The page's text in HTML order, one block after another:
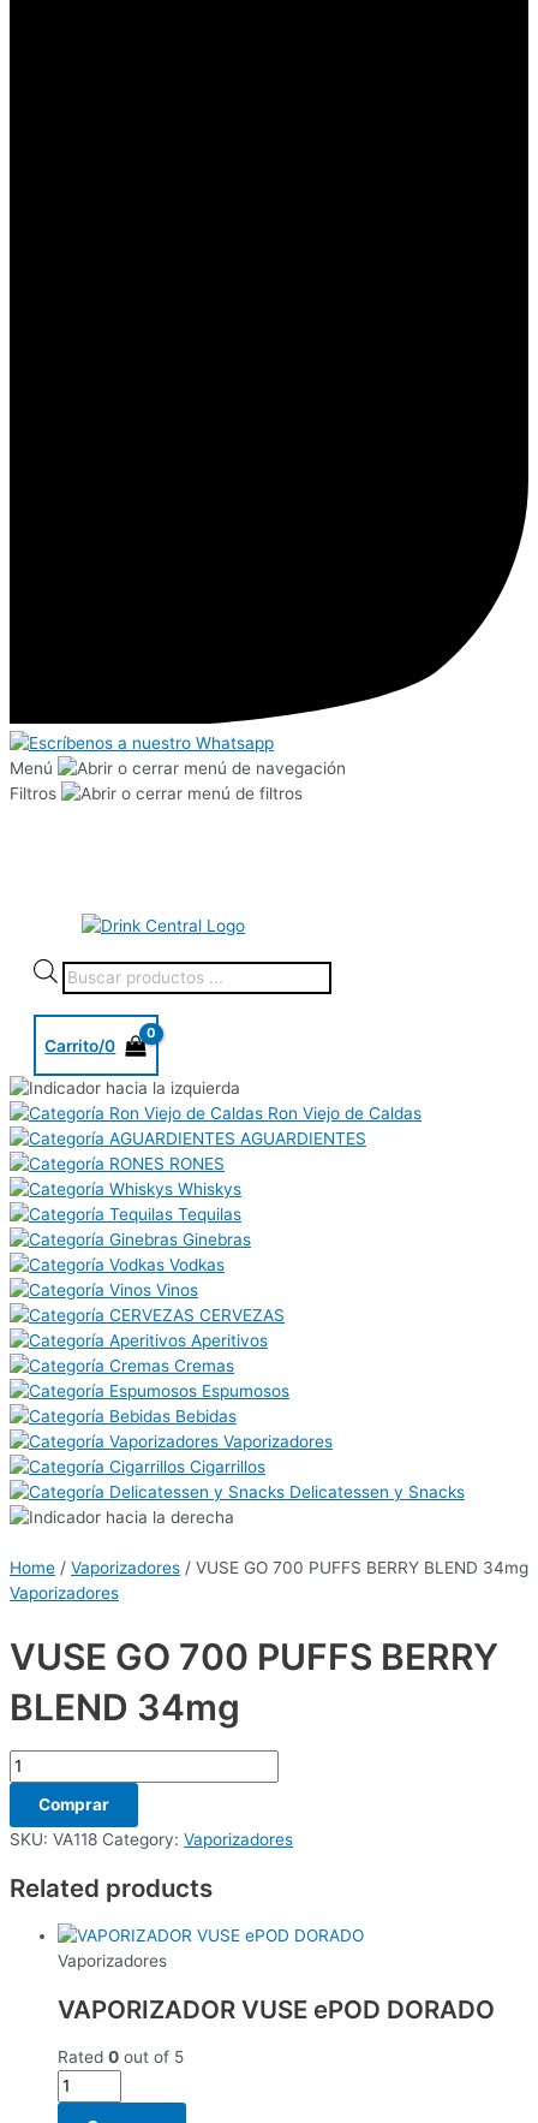
Menú
Filtros
Carrito/0
Ron Viejo de Caldas
AGUARDIENTES
RONES
Whiskys
Tequilas
Ginebras
Vodkas
Vinos
CERVEZAS
Aperitivos
Cremas
Espumosos
Bebidas
Vaporizadores
Cigarrillos
Delicatessen y Snacks
Home / Vaporizadores / VUSE GO 700 PUFFS BERRY BLEND 34mg
Vaporizadores
VUSE GO 700 PUFFS BERRY
BLEND 34mg
Comprar
SKU: VA118 Category: Vaporizadores
Related products
Vaporizadores
VAPORIZADOR VUSE ePOD DORADO
Rated 0 out of 5